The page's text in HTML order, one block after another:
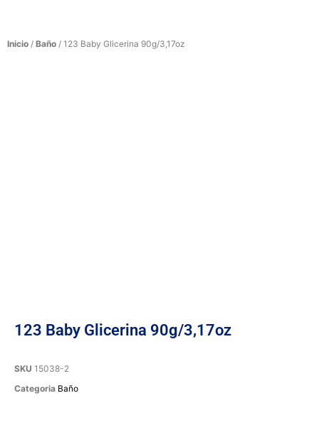
Inicio / Baño / 123 Baby Glicerina 90g/3,17oz
123 Baby Glicerina 90g/3,17oz
SKU 15038-2
Categoria Baño